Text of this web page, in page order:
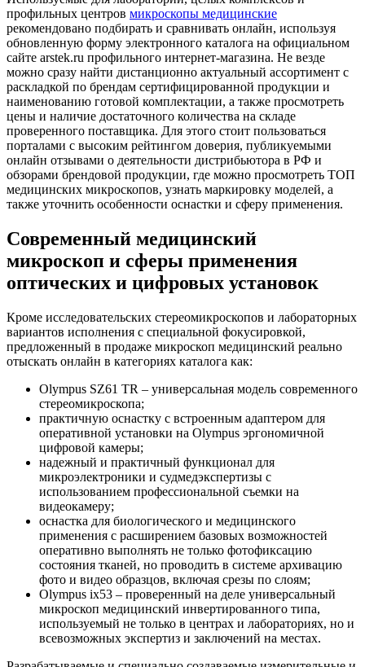
профильных центров микроскопы медицинские
рекомендовано подбирать и сравнивать онлайн, используя
обновленную форму электронного каталога на официальном
сайте arstek.ru профильного интернет-магазина. Не везде
можно сразу найти дистанционно актуальный ассортимент с
раскладкой по брендам сертифицированной продукции и
наименованию готовой комплектации, а также просмотреть
цены и наличие достаточного количества на складе
проверенного поставщика. Для этого стоит пользоваться
порталами с высоким рейтингом доверия, публикуемыми
онлайн отзывами о деятельности дистрибьютора в РФ и
обзорами брендовой продукции, где можно просмотреть ТОП
медицинских микроскопов, узнать маркировку моделей, а
также уточнить особенности оснастки и сферу применения.
Современный медицинский
микроскоп и сферы применения
оптических и цифровых установок
Кроме исследовательских стереомикроскопов и лабораторных
вариантов исполнения с специальной фокусировкой,
предложенный в продаже микроскоп медицинский реально
отыскать онлайн в категориях каталога как:
Olympus SZ61 TR – универсальная модель современного
стереомикроскопа;
практичную оснастку с встроенным адаптером для
оперативной установки на Olympus эргономичной
цифровой камеры;
надежный и практичный функционал для
микроэлектроники и судмедэкспертизы с
использованием профессиональной съемки на
видеокамеру;
оснастка для биологического и медицинского
применения с расширением базовых возможностей
оперативно выполнять не только фотофиксацию
состояния тканей, но проводить в системе архивацию
фото и видео образцов, включая срезы по слоям;
Olympus ix53 – проверенный на деле универсальный
микроскоп медицинский инвертированного типа,
используемый не только в центрах и лабораториях, но и
всевозможных экспертиз и заключений на местах.